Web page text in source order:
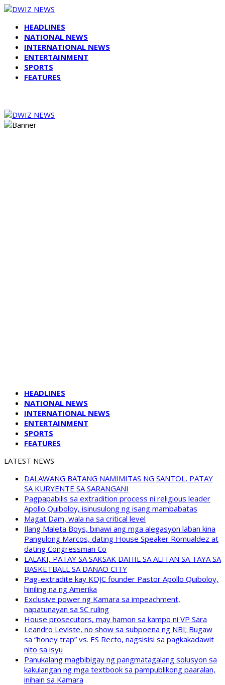
HEADLINES
NATIONAL NEWS
INTERNATIONAL NEWS
ENTERTAINMENT
SPORTS
FEATURES
HEADLINES
NATIONAL NEWS
INTERNATIONAL NEWS
ENTERTAINMENT
SPORTS
FEATURES
LATEST NEWS
DALAWANG BATANG NAMIMITAS NG SANTOL, PATAY
SA KURYENTE SA SARANGANI
Pagpapabilis sa extradition process ni religious leader
Apollo Quiboloy, isinusulong ng isang mambabatas
Magat Dam, wala na sa critical level
Ilang Maleta Boys, binawi ang mga alegasyon laban kina
Pangulong Marcos, dating House Speaker Romualdez at
dating Congressman Co
LALAKI, PATAY SA SAKSAK DAHIL SA ALITAN SA TAYA SA
BASKETBALL SA DANAO CITY
Pag-extradite kay KOJC founder Pastor Apollo Quiboloy,
hiniling na ng Amerika
Exclusive power ng Kamara sa impeachment,
napatunayan sa SC ruling
House prosecutors, may hamon sa kampo ni VP Sara
Leandro Leviste, no show sa subpoena ng NBI; Bugaw
sa “honey trap” vs. ES Recto, nagsisisi sa pagkakadawit
nito sa isyu
Panukalang magbibigay ng pangmatagalang solusyon sa
kakulangan ng mga textbook sa pampublikong paaralan,
inihain sa Kamara